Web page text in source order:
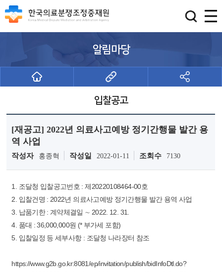
알림마당
입찰공고
[재공고] 2022년 의료사고예방 정기간행물 발간 용
역 사업
작성자 홍종혁 작성일 2022-01-11 조회수 7130
1. 조달청 입찰공고번호 : 제20220108464-00호
2. 입찰건명 : 2022년 의료사고예방 정기간행물 발간 용역 사업
3. 납품기한 : 계약체결일 ∼ 2022. 12. 31.
4. 품대 : 36,000,000원 (* 부가세 포함)
5. 입찰일정 등 세부사항 : 조달청 나라장터 참조
https://www.g2b.go.kr:8081/ep/invitation/publish/bidInfoDtl.do?